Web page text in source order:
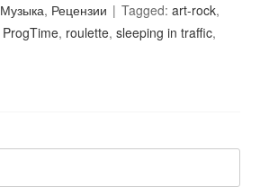
Музыка, Рецензии Tagged:art-rock,
ProgTime, roulette,sleeping in traffic,